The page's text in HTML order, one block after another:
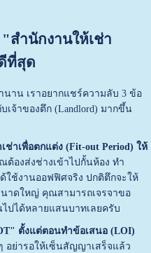
สำนักงานให้เช่า
ที่สุด
นาน เราอยากแชร์ความลับ 3 ข้อ
จ้าของตึก (Landlord) มากขึ้น
าเพื่อตกแต่ง (Fit-out Period) ให้
องส่งช่างเข้าไปกั้นห้อง ทำ
ใช้งานออฟฟิศจริง ปกติตึกจะให้
าดใหญ่ คุณสามารถเจรจาขอ
ไปได้หลายแสนบาทเลยครับ
ตั้งแต่ตอนทำข้อเสนอ (LOI)
อย่ารอให้เซ็นสัญญาเสร็จแล้ว